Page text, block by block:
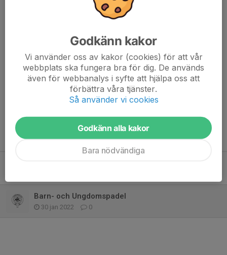
användarnamn och lösenord.
Alingsås Padel Club
Tidigare nyheter
Barn- och Ungdomspadel
30 jan 2022 0
Godkänn kakor
Vi använder oss av kakor (cookies) för att vår
webbplats ska fungera bra för dig. De används
även för webbanalys i syfte att hjälpa oss att
förbättra våra tjänster.
Så använder vi cookies
Godkänn alla kakor
Bara nödvändiga